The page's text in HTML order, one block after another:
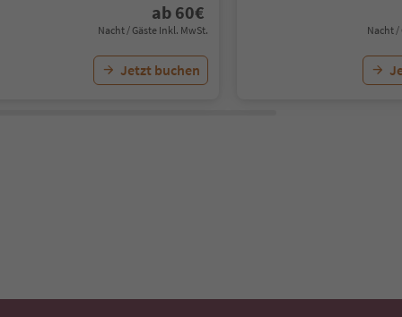
ab 60€
Nacht / Gäste Inkl. MwSt.
Jetzt buchen
Nacht /